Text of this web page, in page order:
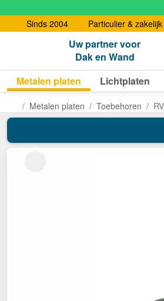
Sinds 2004
Particulier & zakelijk
Uw partner voor
Dak en Wand
Metalen platen Lichtplaten
Metalen platen Toebehoren